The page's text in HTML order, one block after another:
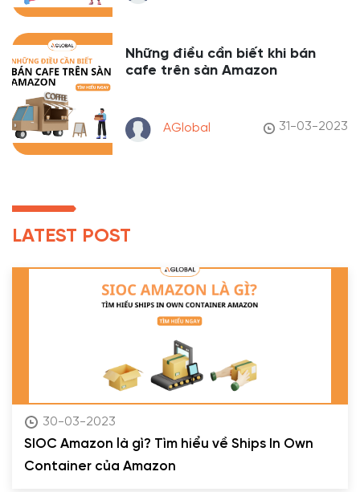
Những điều cần biết khi bán
cafe trên sàn Amazon
AGlobal 31-03-2023
LATEST POST
30-03-2023
SIOC Amazon là gì? Tìm hiểu về Ships In Own
Container của Amazon